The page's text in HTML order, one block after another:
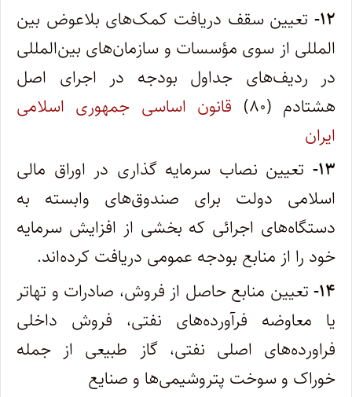
۱۲- تعیین سقف دریافت کمک‌های بلاعوض بین
المللی از سوی مؤسسات و سازمان‌های بین‌المللی
در ردیف‌های جداول بودجه در اجرای اصل
هشتادم (۸۰)
قانون اساسی جمهوری اسلامی
ایران
۱۳- تعیین نصاب سرمایه گذاری در اوراق مالی
اسلامی دولت برای صندوق‌های وابسته به
دستگاه‌های اجرائی که بخشی از افزایش سرمایه
خود را از منابع بودجه عمومی دریافت کرده‌اند.
۱۴- تعیین منابع حاصل از فروش، صادرات و تهاتر
یا معاوضه فرآورده‌های نفتی، فروش داخلی
فراورده‌های اصلی نفتی، گاز طبیعی از جمله
خوراک و سوخت پتروشیمی‌ها و صنایع